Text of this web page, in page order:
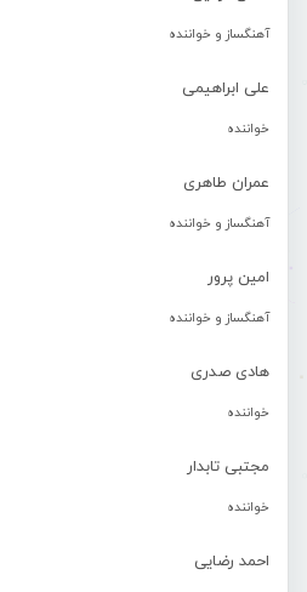
آهنگساز و خواننده
علی ابراهیمی
خواننده
عمران طاهری
آهنگساز و خواننده
امین پرور
آهنگساز و خواننده
هادی صدری
خواننده
مجتبی تابدار
خواننده
احمد رضایی